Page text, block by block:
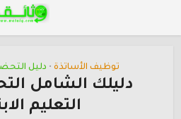
توظيف الأساتذة • دليل
دليلك الشامل
التعليم